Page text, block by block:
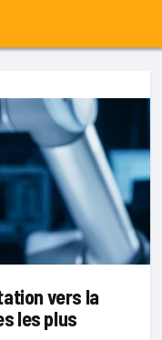
vers la
les plus